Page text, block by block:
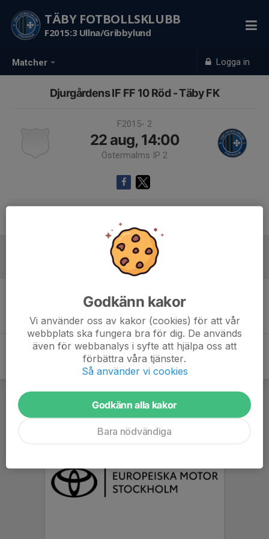
Matcher Logga in
TÄBY FOTBOLLSKLUBB
F2015:3 Ullna/Gribbylund
Djurgårdens IF FF 10 Röd - Täby FK
F2015- 2
22 aug, 14:00
Östermalms IP 2
Inget skrivet
Godkänn kakor
Vi använder oss av kakor (cookies) för att vår
webbplats ska fungera bra för dig. De används
även för webbanalys i syfte att hjälpa oss att
förbättra våra tjänster.
Så använder vi cookies
Godkänn alla kakor
Bara nödvändiga